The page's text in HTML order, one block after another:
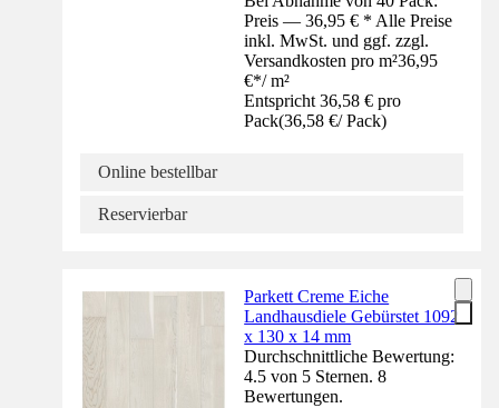
Preis — 36,95 € * Alle Preise
inkl. MwSt. und ggf. zzgl.
Versandkosten pro m²36,95
€*/ m²
Entspricht 36,58 € pro
Pack(36,58 €/ Pack)
Online bestellbar
Reservierbar
Parkett Creme Eiche
Landhausdiele Gebürstet 1092
x 130 x 14 mm
Durchschnittliche Bewertung:
4.5 von 5 Sternen. 8
Bewertungen.